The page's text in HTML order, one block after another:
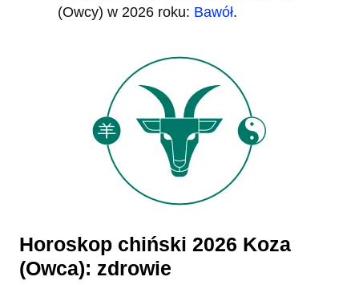
(Owcy) w 2026 roku: Bawół.
Horoskop chiński 2026 Koza
(Owca): zdrowie